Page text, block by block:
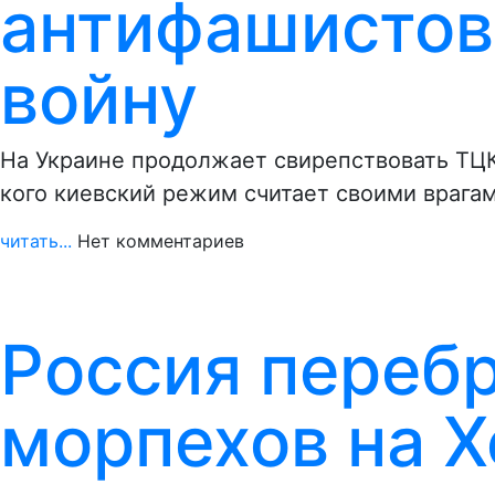
войну
На Украине продолжает свирепствовать
кого киевский режим считает своими
читать... Нет комментариев
Россия
морпехов на